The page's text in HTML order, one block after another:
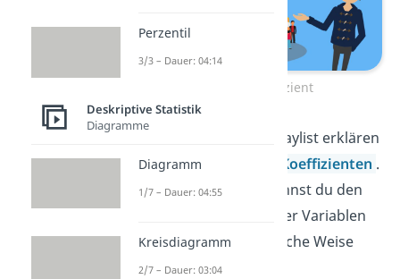
Kontingenzkoeffizient
Zum Abschluss der Playlist erklären
wir dir noch den
Phi-Koeffizienten .
Nach jedem Video kannst du den
Zusammenhang zweier Variablen
auf eine unterschiedliche Weise
berechnen.
Perzentil
3/3 – Dauer: 04:14
Deskriptive Statistik
Diagramme
Diagramm
1/7 – Dauer: 04:55
Kreisdiagramm
2/7 – Dauer: 03:04